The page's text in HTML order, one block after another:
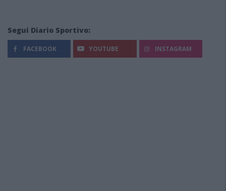
Segui Diario Sportivo:
FACEBOOK YOUTUBE INSTAGRAM